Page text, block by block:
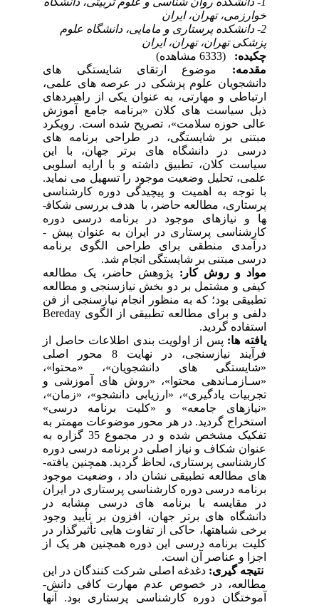
خوارزمی، تهران، ایران
2- دانشکده پرستاری و مامایی، دانشگاه علوم
پزشکی تهران، تهران، ایران
چکیده:
مقدمه:
موضوع ارتقای شایستگی ­های
دانشجویان علوم پزشکی در عرصه­ های علمی،
ارتباطی و مهارتی، به عنوان یکی از راهبردهای
ذیل سیاست­ های کلان «برنامه جامع آموزش
عالی حوزه سلامت»، تصریح شده است. رویکرد
مبتنی بر شایستگی، در طراحی برنامه­ های
درسی در دانشگاه­ های برتر جهان، با این
سیاست­ کلان، تطبیق داشته و با ارایه اسلوبی
علمی، تحلیل وضعیت موجود را تسهیل می نماید.
با توجه به اهمیت و پیچیدگی دوره کارشناسی
پرستاری، مطالعه حاضر، با هدف بررسی شکاف­
ها و نیازهای موجود در برنامه درسی دوره
کارشناسی پرستاری در ایران به عنوان پیش ­
درآمدی منطقی برای طراحی الگوی برنامه
درسی مبتنی بر شایستگی انجام شد.
مواد و روش کار: پژوهش حاضر، یک مطالعه
کیفی و مشتمل بر دو بخش نیازسنجی و مطالعه
تطبیقی بود؛ که به منظور انجام نیازسنجی از فن
دلفی و برای مطالعه تطبیقی از الگویBereday
استفاده گردید.
یافته ها: پس از اولویت­ بندی اطلاعات حاصل از
فرآیند نیازسنجی، در نهایت 8 محور اصلی
«شایستگی­ های دانشجویان»، «محتوا»،
«سـازمـان­دهی محتوا»، «روش­ های آموزشی و
تجربیات یادگیری»، «ارزیابی دانشجو»، «زمان»،
«نیازهای جامعه» و «کلیت برنامه درسی»
استخراج گردید. در هر محور موضوعات مهم­تر به
تفکیک مشخص شده و در مجموع 35 گزاره به
عنوان شکاف و نیاز اصلی در برنامه درسی دوره
کارشناسی پرستاری، لحاظ گردید. همچنین یافته­
های مطالعه تطبیقی نشان داد ، وضعیت موجود
برنامه درسی دوره کارشناسی پرستاری در ایران
در مقایسه با برنامه­ های درسی مشابه در
دانشگاه­ های برتر جهان، افزون بر تأیید وجود
برخی شباهت­ها، حاکی از تفاوت­ هایی تأثیرگذار در
کلیت برنامه درسی این دوره همچنین هر یک از
اجزا و عناصر آن است.
نتیجه گیری: دغدغه اصلی شرکت­ کنندگان در این
مطالعه، در خصوص عدم مهارت کافی دانش­
آموختگان دوره کارشناسی پرستاری بود. آنها